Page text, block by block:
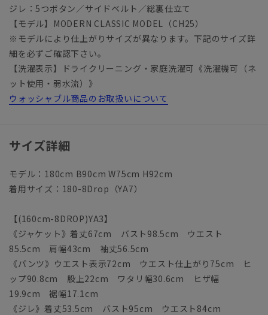
ジレ：5つボタン／サイドベルト／総裏仕立て
【モデル】MODERN CLASSIC MODEL（CH25）
※モデルにより仕上がりサイズが異なります。下記のサイズ詳
細を必ずご確認下さい。
【洗濯表示】ドライクリーニング・家庭洗濯可《洗濯機可（ネ
ット使用・弱水流）》
ウォッシャブル商品のお取扱いについて
サイズ詳細
モデル：180cm B90cm W75cm H92cm
着用サイズ：180-8Drop（YA7）
【(160cm-8DROP)YA3】
《ジャケット》着丈67cm バスト98.5cm ウエスト
85.5cm 肩幅43cm 袖丈56.5cm
《パンツ》ウエスト表示72cm ウエスト仕上がり75cm ヒ
ップ90.8cm 股上22cm ワタリ幅30.6cm ヒザ幅
19.9cm 裾幅17.1cm
《ジレ》着丈53.5cm バスト95cm ウエスト84cm